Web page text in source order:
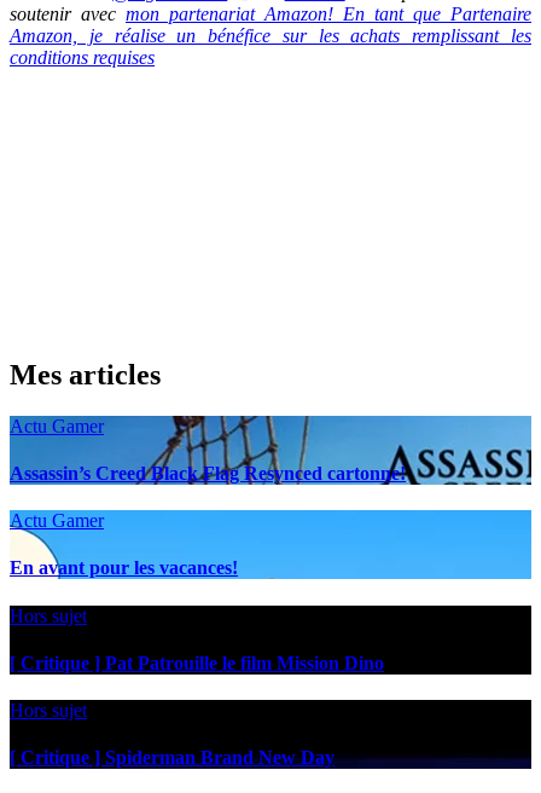
soutenir avec mon partenariat Amazon! En tant que Partenaire
Amazon, je réalise un bénéfice sur les achats remplissant les
conditions requises
Mes articles
Actu Gamer
Assassin’s Creed Black Flag Resynced cartonne!
Actu Gamer
En avant pour les vacances!
Hors sujet
[ Critique ] Pat Patrouille le film Mission Dino
Hors sujet
[ Critique ] Spiderman Brand New Day